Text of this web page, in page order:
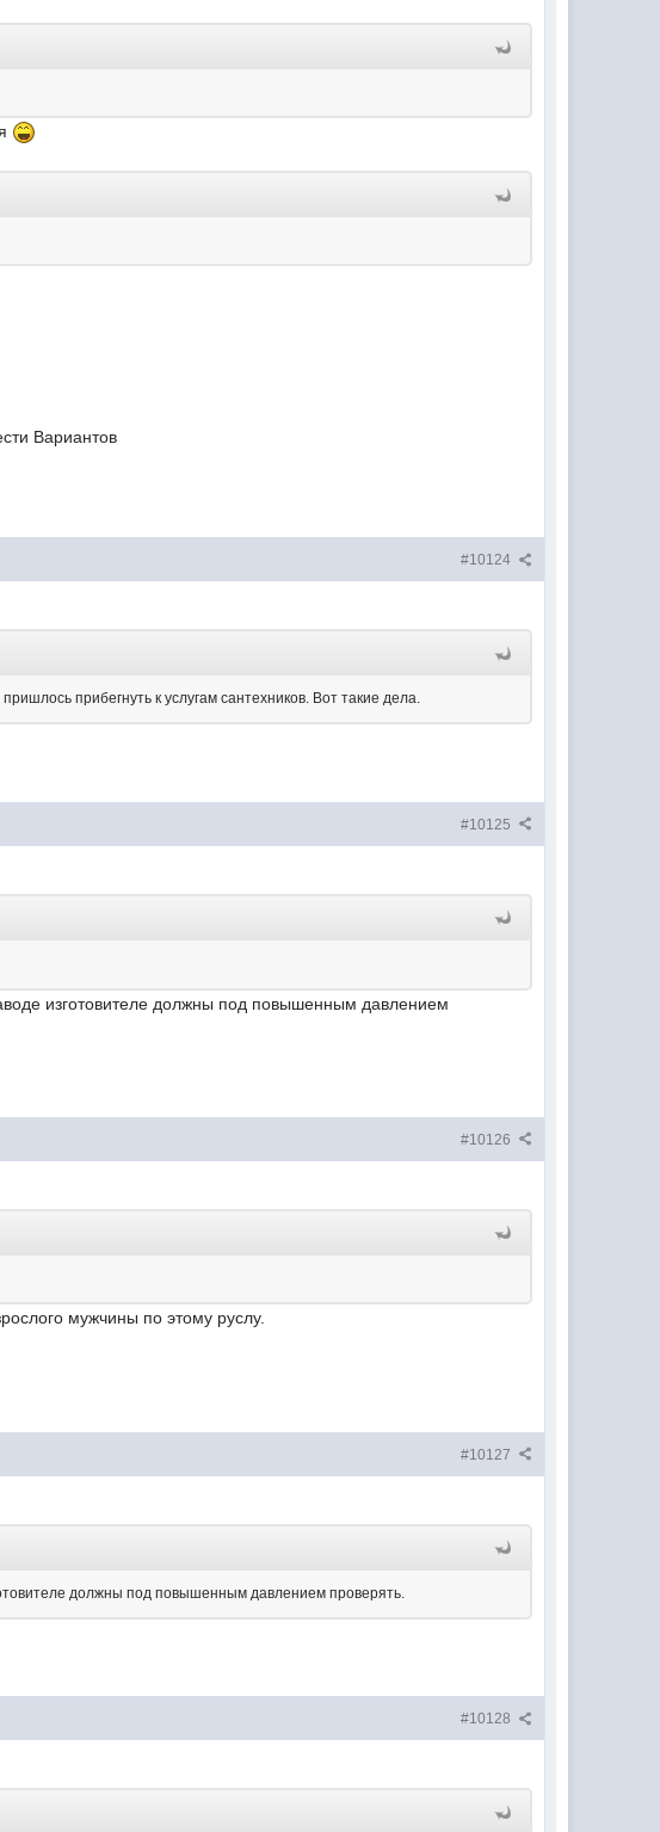
Вариантов
#10124
прибегнуть к услугам сантехников. Вот такие дела.
#10125
изготовителе должны под повышенным давлением
#10126
мужчины по этому руслу.
#10127
должны под повышенным давлением проверять.
#10128